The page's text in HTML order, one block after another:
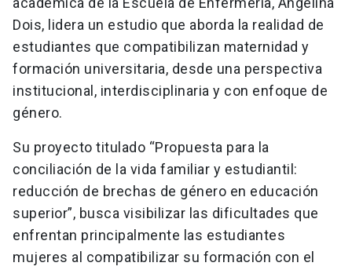
Dois, lidera un estudio que aborda la realidad de
estudiantes que compatibilizan maternidad y
formación universitaria, desde una perspectiva
institucional, interdisciplinaria y con enfoque de
género.
Su proyecto titulado “Propuesta para la
conciliación de la vida familiar y estudiantil:
reducción de brechas de género en educación
superior”, busca visibilizar las dificultades que
enfrentan principalmente las estudiantes
mujeres al compatibilizar su formación con el